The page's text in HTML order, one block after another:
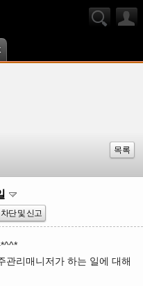
목록
차단 및 신고
관리매니저가 하는 일에 대해